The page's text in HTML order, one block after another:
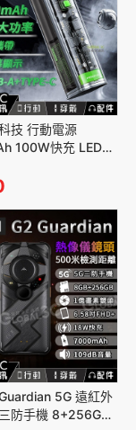
技 行動電源
100W快充 LED顯
5G 遠紅外
防手機 8+256GB